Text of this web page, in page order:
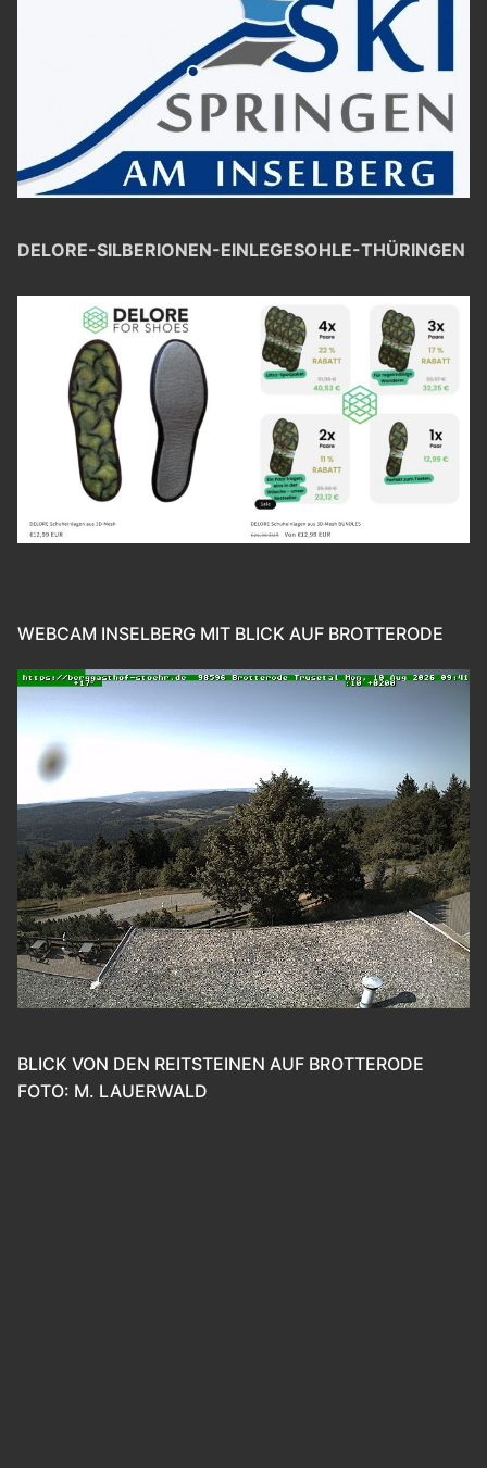
DELORE-SILBERIONEN-EINLEGESOHLE-THÜRINGEN
WEBCAM INSELBERG MIT BLICK AUF BROTTERODE
BLICK VON DEN REITSTEINEN AUF BROTTERODE
FOTO: M. LAUERWALD